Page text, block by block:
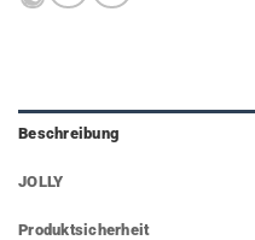
Beschreibung
JOLLY
Produktsicherheit